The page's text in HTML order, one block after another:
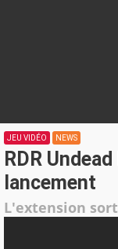
JEU VIDÉO NEWS
RDR
lancement
L'extension